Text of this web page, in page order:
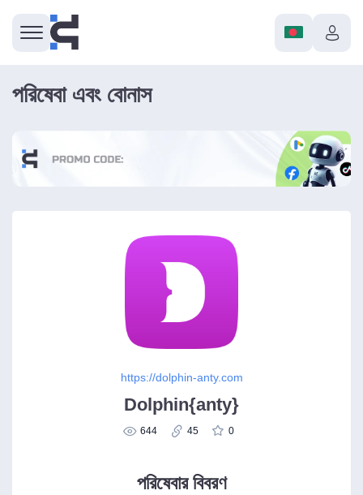
পরিষেবা এবং বোনাস
https://dolphin-anty.com
Dolphin{anty}
644 45 0
পরিষেবার বিবরণ